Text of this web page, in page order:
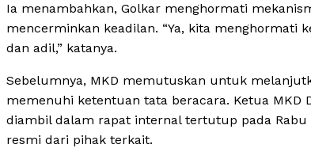
Ia menambahkan, Golkar menghormati
mencerminkan keadilan. “Ya, kita menghormati
dan adil,” katanya.
Sebelumnya, MKD memutuskan untuk
memenuhi ketentuan tata beracara. Ketua MKD
diambil dalam rapat internal tertutup pada
resmi dari pihak terkait.